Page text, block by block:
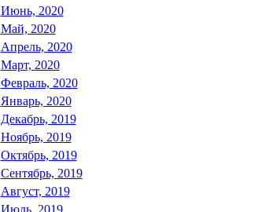
Июнь, 2020
Май, 2020
Апрель, 2020
Март, 2020
Февраль, 2020
Январь, 2020
Декабрь, 2019
Ноябрь, 2019
Октябрь, 2019
Сентябрь, 2019
Август, 2019
Июль, 2019